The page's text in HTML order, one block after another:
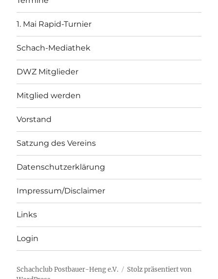
1. Mai Rapid-Turnier
Schach-Mediathek
DWZ Mitglieder
Mitglied werden
Vorstand
Satzung des Vereins
Datenschutzerklärung
Impressum/Disclaimer
Links
Login
Schachclub Postbauer-Heng e.V.
Stolz präsentiert von